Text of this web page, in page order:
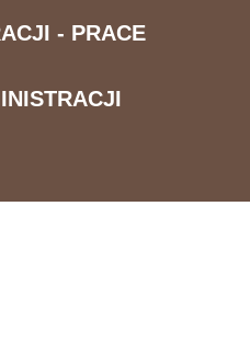
- PRACE